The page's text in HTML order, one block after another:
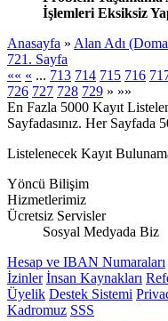
İşlemleri Eksiksiz
Anasayfa » Alan Adı
721. Sayfa
«« « ... 713 714 715 716
726 727 728 729 » »»
En Fazla 5000 Kayıt
Sayfadasınız. Her Sayfada
Listelenecek Kayıt
Yöncü Bilişim
Hizmetlerimiz
Ücretsiz Servisler
Sosyal Medyada Biz
Hesap ve IBAN Numaraları
İzinler İnsan Kaynakları
Üyelik Destek Sistemi
Kadromuz SSS